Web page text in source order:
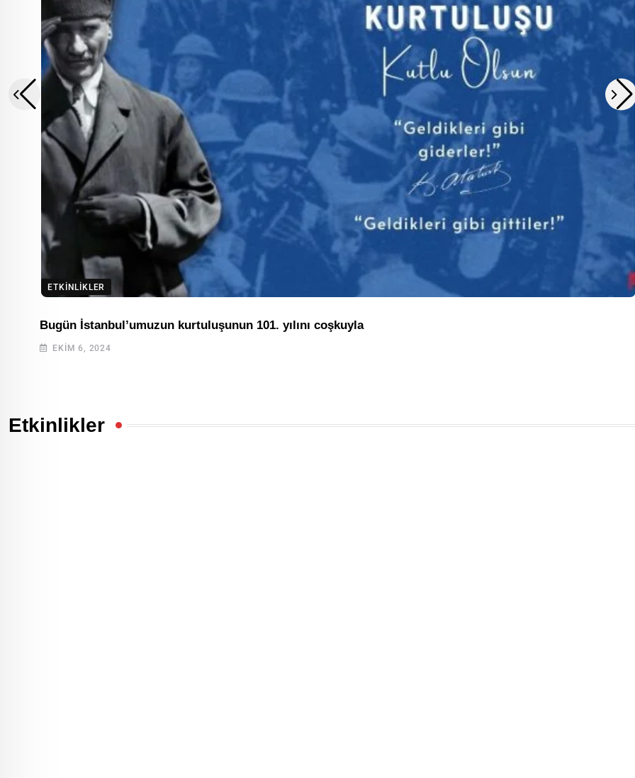
ETKINLIKLER
Bugün İstanbul’umuzun kurtuluşunun 101. yılını coşkuyla
EKIM 6, 2024
Etkinlikler